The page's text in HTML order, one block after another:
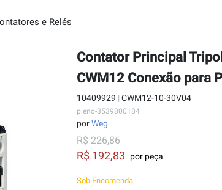
e Relés
Contator Principal
CWM12 Conexão para
10409929 | CWM12-10-30V04
pleno-3539800184
porWeg
R$ 226,86
R$ 192,83 por peça
Sob Encomenda